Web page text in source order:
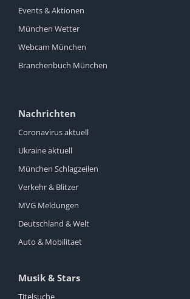
Events & Aktionen
München Wetter
Webcam München
Branchenbuch München
Nachrichten
Coronavirus aktuell
Ukraine aktuell
München Schlagzeilen
Verkehr & Blitzer
MVG Meldungen
Deutschland & Welt
Auto & Mobilitaet
Musik & Stars
Titelsuche